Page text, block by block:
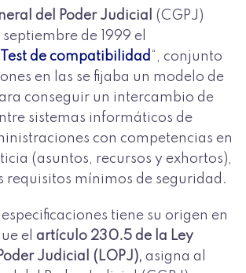
del Poder Judicial
(CGPJ)
de 1999 el
Test de compatibilidad “, conjunto
en las se fijaba un modelo de
conseguir un intercambio de
sistemas informáticos de
con competencias en
(asuntos, recursos y exhortos),
requisitos mínimos de seguridad.
tiene su origen en
el artículo 230.5 de la Ley
Judicial (LOPJ), asigna al